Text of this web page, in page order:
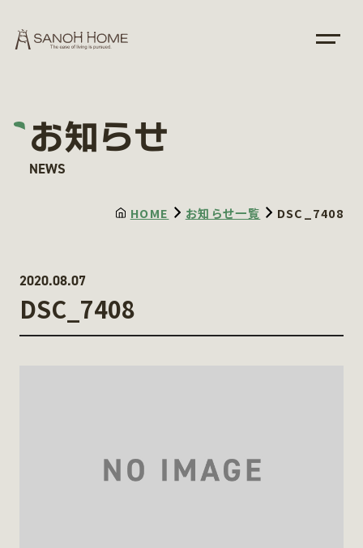
お知らせ
NEWS
HOME お知らせ一覧 DSC_7408
2020.08.07
DSC_7408